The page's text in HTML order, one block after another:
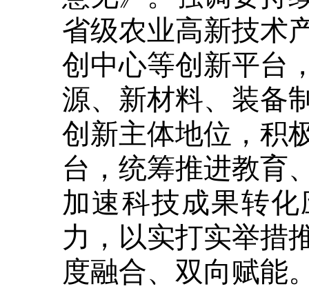
省级农业高新技术
创中心等创新平台
源、新材料、装备
创新主体地位，积
台，统筹推进教育
加速科技成果转
力，以实打实举措
度融合、双向赋能